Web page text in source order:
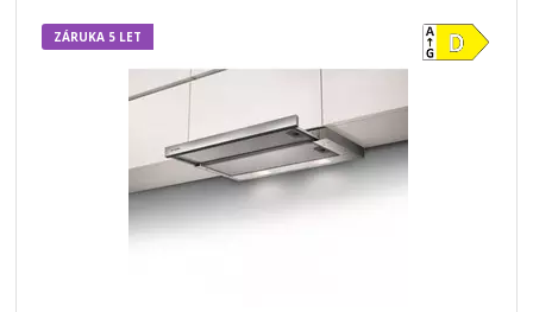
ZÁRUKA 5 LET